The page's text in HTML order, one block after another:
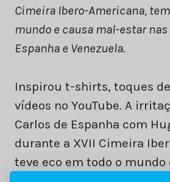
Cimeira Ibero-Americana,
mundo e causa mal-estar
Espanha e Venezuela.
Inspirou t-shirts, toques
vídeos no YouTube. A
Carlos de Espanha com
durante a XVII Cimeira
teve eco em todo o